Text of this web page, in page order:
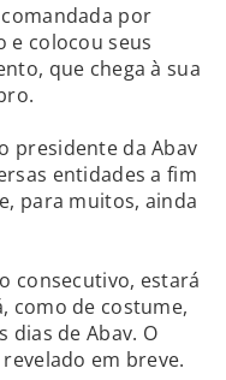
por
e colocou seus
que chega à sua
presidente da Abav
entidades a fim
para muitos, ainda
consecutivo, estará
como de costume,
dias de Abav. O
em breve.